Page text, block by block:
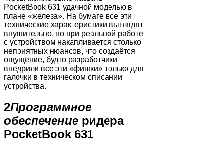
PocketBook 631 удачной моделью в
плане «железа». На бумаге все эти
технические характеристики выглядят
внушительно, но при реальной работе
с устройством накапливается столько
неприятных нюансов, что создаётся
ощущение, будто разработчики
внедрили все эти «фишки» только для
галочки в техническом описании
устройства.
2Программное
обеспечение ридера
PocketBook 631